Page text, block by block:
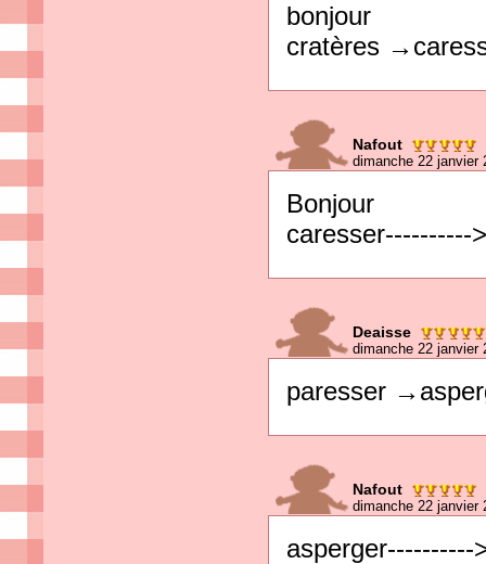
bonjour
cratères
Nafout
dimanche 22 janvier
Bonjour
caresser----------
Deaisse
dimanche 22 janvier
paresser
Nafout
dimanche 22 janvier
asperger----------